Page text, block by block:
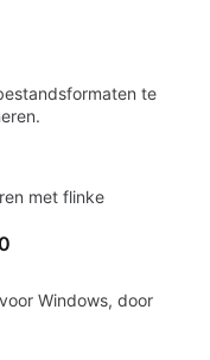
te
met flinke
Windows, door